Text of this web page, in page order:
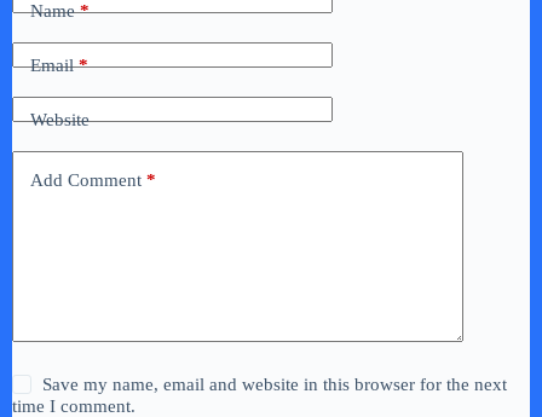
Name*
Email*
Website
Add Comment *
Save my name, email and website in this browser for the next
time I comment.